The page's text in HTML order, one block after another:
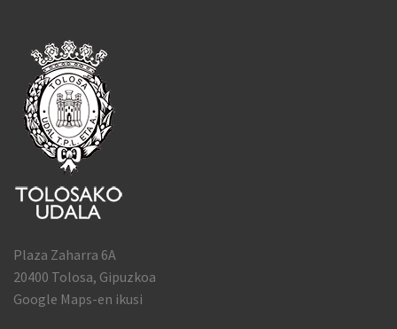
Plaza Zaharra 6A
20400 Tolosa, Gipuzkoa
Google Maps-en ikusi